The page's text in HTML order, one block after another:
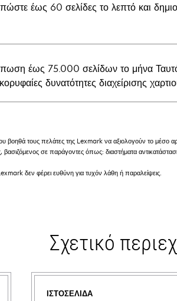
έως 60 σελίδες το λεπτό και
έως 75.000 σελίδων το μήνα
δυνατότητες διαχείρισης
βοηθά τους πελάτες της Lexmark να αξιολογούν το
βασιζόμενος σε παράγοντες όπως: διαστήματα
δεν φέρει ευθύνη για τυχόν λάθη ή παραλείψεις.
Σχετικό
ΙΣΤΟΣΕΛΊΔΑ